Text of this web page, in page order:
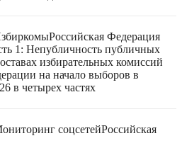
Российская Федерация
1: Непубличность публичных
избирательных комиссий
на начало выборов в
в четырех частях
соцсетейРоссийская